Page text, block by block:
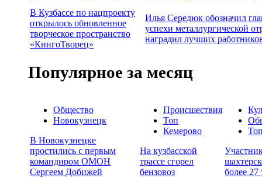
В Кузбассе по нацпроекту
открылось обновленное
творческое пространство
«КнигоТворец»
Илья Середюк обозначил
успехи металлургической
наградил лучших
Популярное за месяц
Общество
Новокузнецк
В Новокузнецке
простились с первым
командиром ОМОН
Сергеем Добижей
Происшествия
Топ
Кемерово
На кузбасской
трассе сгорел
бензовоз
более 27